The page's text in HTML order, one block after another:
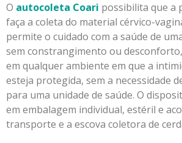
O autocoleta Coari possibilita que a
faça a coleta do material cérvico-
permite o cuidado com a saúde de
sem constrangimento ou
em qualquer ambiente em que a
esteja protegida, sem a necessidade
para uma unidade de saúde. O
em embalagem individual, estéril e
transporte e a escova coletora de